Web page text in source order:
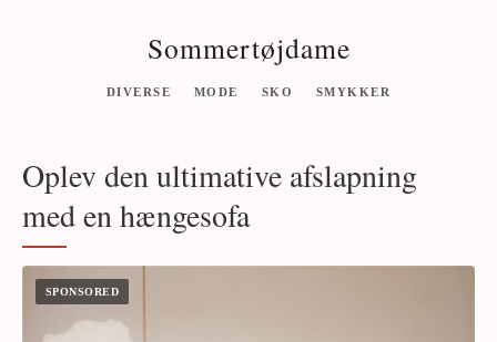
Sommertøjdame
DIVERSE MODE SKO SMYKKER
Oplev den ultimative afslapning
med en hængesofa